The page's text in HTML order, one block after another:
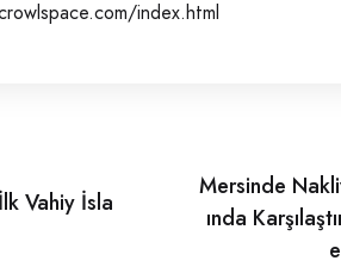
index.html
Vahiy İsla
Mersinde
ında